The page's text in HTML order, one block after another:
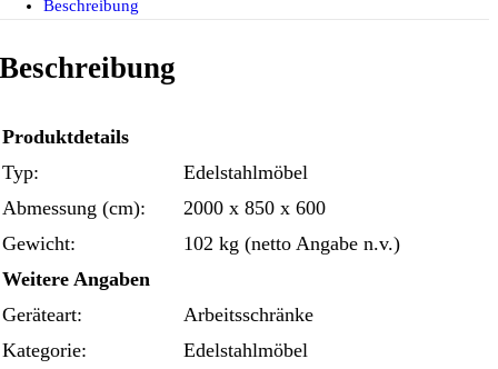
Beschreibung
Beschreibung
Produktdetails
Typ:
Edelstahlmöbel
Abmessung (cm):
2000 x 850 x 600
Gewicht:
102 kg (netto Angabe n.v.)
Weitere Angaben
Geräteart:
Arbeitsschränke
Kategorie:
Edelstahlmöbel